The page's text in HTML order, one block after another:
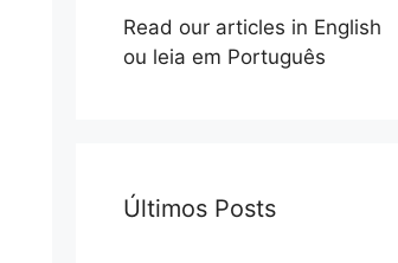
Read our articles in English
ou leia em Português
Últimos Posts